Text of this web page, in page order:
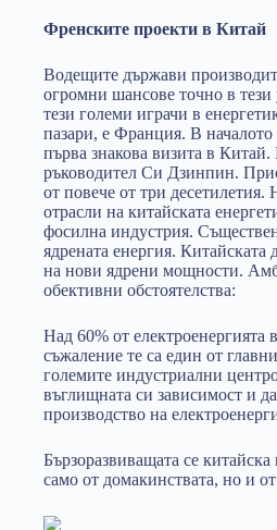
Френските проекти в Китай
Водещите държави
огромни шансове точно в
тези големи играчи в
пазари, е Франция. В
първа знакова визита в
ръководител Си Дзинпин.
от повече от три
отрасли на китайската
фосилна индустрия.
ядрената енергия.
на нови ядрени мощности.
обективни обстоятелства:
Над 60% от
съжаление те са един от
големите индустриални
въглищната си зависимост и
производство на
Бързоразвиващата се
само от домакинствата, но и